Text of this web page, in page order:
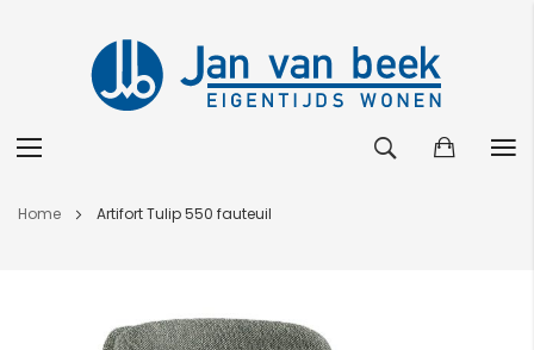
Ga
Home Artifort Tulip 550 fauteuil